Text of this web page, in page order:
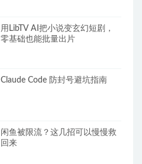
用LibTV AI把小说变玄幻短剧，
零基础也能批量出片
Claude Code 防封号避坑指南
闲鱼被限流？这几招可以慢慢救
回来